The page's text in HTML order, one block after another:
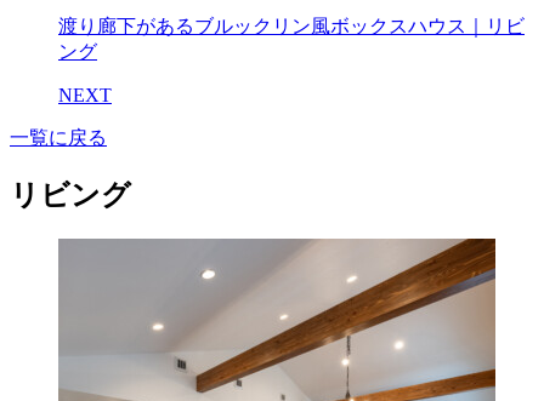
渡り廊下があるブルックリン風ボックスハウス｜リビ
ング
NEXT
一覧に戻る
リビング